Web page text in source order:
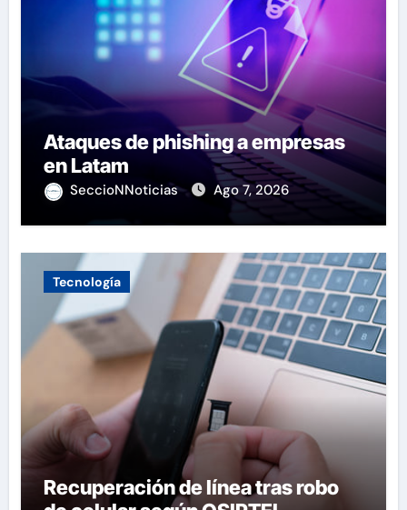
Ataques de phishing a empresas
en Latam
SeccioNNoticias Ago 7, 2026
Tecnología
Recuperación de línea tras robo